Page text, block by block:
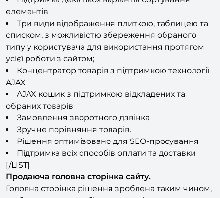
Підтримка інтеграції сайту з 1С: Підприємство
Підтримка декількох варіантів сортування
елементів
Три види відображення плиткою, таблицею та
списком, з можливістю збереження обраного
типу у користувача для використання протягом
усієї роботи з сайтом;
Концентратор товарів з підтримкою технології
AJAX
AJAX кошик з підтримкою відкладених та
обраних товарів
Замовлення зворотного дзвінка
Зручне порівняння товарів.
Рішення оптимізовано для SEO-просування
Підтримка всіх способів оплати та доставки
[/LIST]
Продаюча головна сторінка сайту.